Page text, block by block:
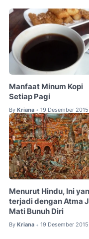
Manfaat Minum Kopi
Setiap Pagi
By Kriana • 19 Desember 2015
Menurut Hindu, Ini
terjadi dengan Atma
Mati Bunuh Diri
By Kriana • 19 Desember 2015